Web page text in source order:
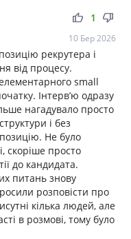
thumb_up thumb_down
1
10 Бер 2026
рекрутера і
від процесу.
small
Інтерв’ю одразу
нагадувало просто
і без
Не було
скоріше просто
до кандидата.
питань знову
розповісти про
кілька людей, але
в розмові, тому було